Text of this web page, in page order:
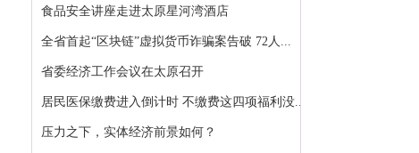
食品安全讲座走进太原星河湾酒店
全省首起“区块链”虚拟货币诈骗案告破 72人...
省委经济工作会议在太原召开
居民医保缴费进入倒计时 不缴费这四项福利没...
压力之下，实体经济前景如何？